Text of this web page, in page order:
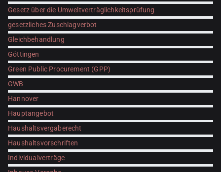
Gesetz über die Umweltverträglichkeitsprüfung
gesetzliches Zuschlagverbot
Gleichbehandlung
Göttingen
Green Public Procurement (GPP)
GWB
Hannover
Hauptangebot
Haushaltsvergaberecht
Haushaltsvorschriften
Individualverträge